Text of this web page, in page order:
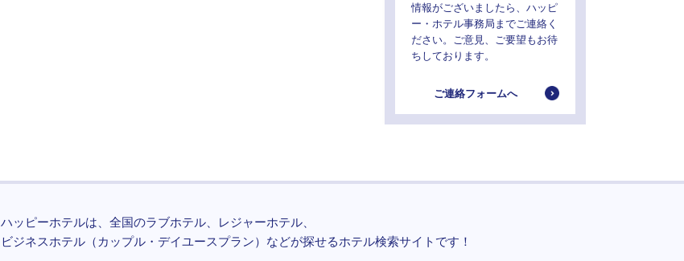
情報がございましたら、ハッピ
ー・ホテル事務局までご連絡く
ださい。ご意見、ご要望もお待
ちしております。
ご連絡フォームへ
ハッピーホテルは、全国のラブホテル、レジャーホテル、
ビジネスホテル（カップル・デイユースプラン）などが探せるホテル検索サイトです！